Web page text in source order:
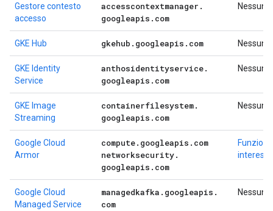
Gestore contesto
accesso
accesscontextmanager .
googleapis . com
Nessuno
GKE Hub gkehub . googleapis . com Nessuno
GKE Identity
Service
anthosidentityservice.
googleapis . com
Nessuno
GKE Image
Streaming
containerfilesystem.
googleapis . com
Nessuno
Google Cloud
Armor
compute. googleapis . com
networksecurity.
googleapis . com
Google Cloud
Managed Service
managedkafka . googleapis .
com
Nessuno